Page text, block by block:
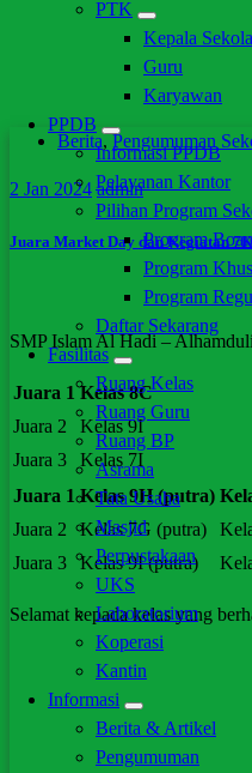
PTK
Kepala
Guru
Karyawan
PPDB
Informasi PPDB
Pelayanan Kantor
Pilihan Program
Program
Program
Program
Daftar Sekarang
Fasilitas
Ruang Kelas
Ruang Guru
Ruang BP
Asrama
Tata Usaha
Masjid
Perpustakaan
UKS
Laboratorium
Koperasi
Kantin
Informasi
Berita & Artikel
Pengumuman
Berita,Pengumuman
2 Jan 2024 admin
Juara Market Day dan Kegiatan
SMP Islam Al Hadi –
Juara 1 Kelas 8C
Juara 2
Kelas 9I
Juara 3
Kelas 7I
Juara 1 Kelas 9H (putra)
Juara 2
Kelas 7G (putra)
Juara 3
Kelas 9I (putra)
Selamat kepada kelas yang